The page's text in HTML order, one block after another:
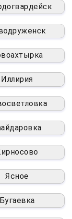
Иллирия
Ясное
Бугаевка